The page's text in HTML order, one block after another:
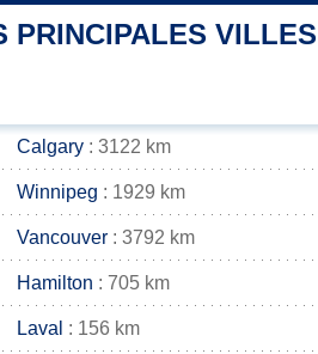
PRINCIPALES
Calgary : 3122 km
Winnipeg : 1929 km
Vancouver : 3792 km
Hamilton : 705 km
Laval : 156 km